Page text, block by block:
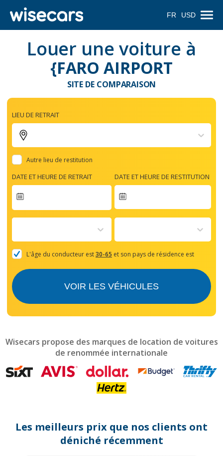
FR USD
Louer une voiture à
{FARO AIRPORT
SITE DE COMPARAISON
LIEU DE RETRAIT
Autre lieu de restitution
DATE ET HEURE DE RETRAIT
forward
with
the
and
mark
get
the
dates.
DATE ET HEURE DE RESTITUTION
L'âge du conducteur est30-65 et son pays de résidence est
VOIR LES VÉHICULES
Wisecars propose des marques de location de voitures
de renommée internationale
Les meilleurs prix que nos clients ont
déniché récemment